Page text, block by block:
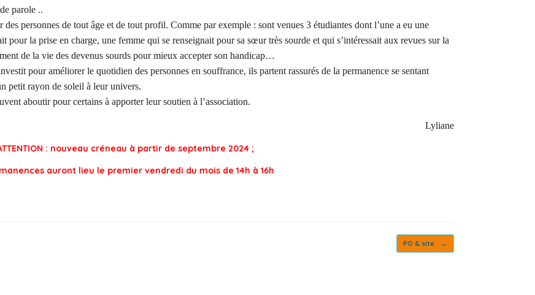
parole ..
personnes de tout âge et de tout profil. Comme par exemple : sont venues 3 étudiantes dont l’une a eu une
pour la prise en charge, une femme qui se renseignait pour sa sœur très sourde et qui s’intéressait aux revues sur la
de la vie des devenus sourds pour mieux accepter son handicap…
pour améliorer le quotidien des personnes en souffrance, ils partent rassurés de la permanence se sentant
petit rayon de soleil à leur univers.
aboutir pour certains à apporter leur soutien à l’association.
Lyliane
: nouveau créneau à partir de septembre 2024 ;
auront lieu le premier vendredi du mois de 14h à 16h
PO & site →